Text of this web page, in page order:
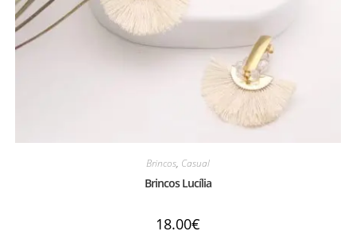
Brincos, Casual
Brincos Lucília
18.00€